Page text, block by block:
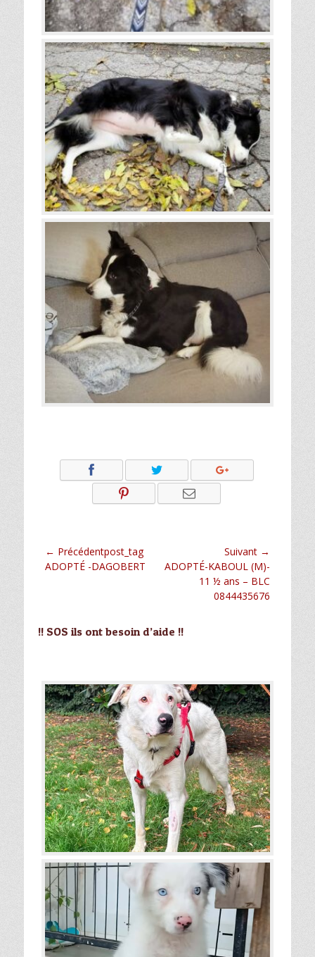
Navigation
de
← Précédentpost_tag
Article
ADOPTÉ -DAGOBERT
Suivant →
Article
ADOPTÉ-KABOUL (M)-
11 ½ ans – BLC
0844435676
!! SOS ils ont besoin d’aide !!